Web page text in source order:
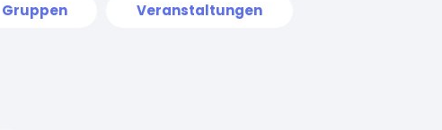
Gruppen Veranstaltungen